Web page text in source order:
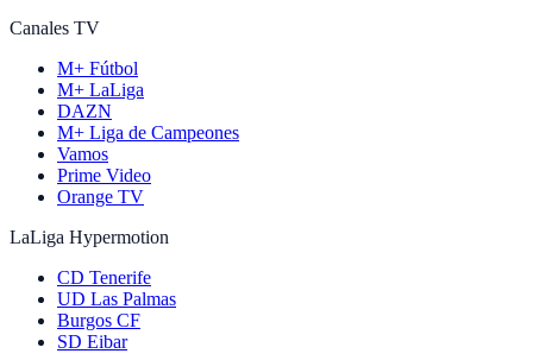
Canales TV
M+ Fútbol
M+ LaLiga
DAZN
M+ Liga de Campeones
Vamos
Prime Video
Orange TV
LaLiga Hypermotion
CD Tenerife
UD Las Palmas
Burgos CF
SD Eibar